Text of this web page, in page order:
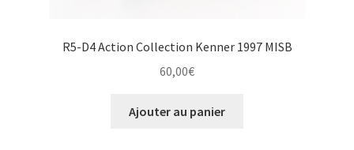
R5-D4 Action Collection Kenner 1997 MISB
60,00€
Ajouter au panier